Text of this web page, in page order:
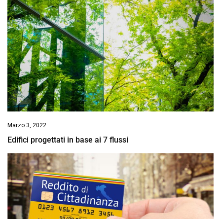
Marzo 3, 2022
Edifici progettati in base ai 7 flussi